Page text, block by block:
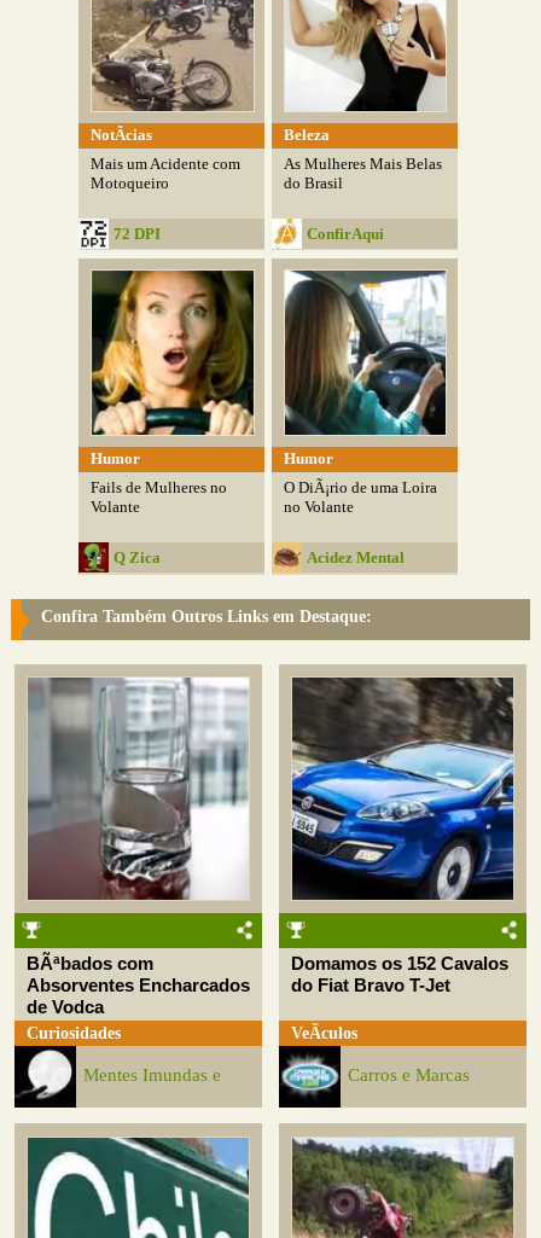
NotÃ­cias
Mais um Acidente com
Motoqueiro
72 DPI
Beleza
As Mulheres Mais Belas
do Brasil
ConfirAqui
Humor
Fails de Mulheres no
Volante
Q Zica
Humor
O DiÃ¡rio de uma Loira
no Volante
Acidez Mental
Confira Também Outros Links em Destaque:
BÃªbados com
Absorventes Encharcados
de Vodca
Curiosidades
Mentes Imundas e
Domamos os 152 Cavalos
do Fiat Bravo T-Jet
VeÃ­culos
Carros e Marcas